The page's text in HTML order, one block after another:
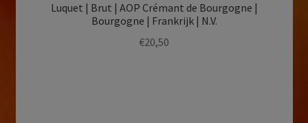
Luquet | Brut | AOP Crémant de Bourgogne |
Bourgogne | Frankrijk | N.V.
€20,50